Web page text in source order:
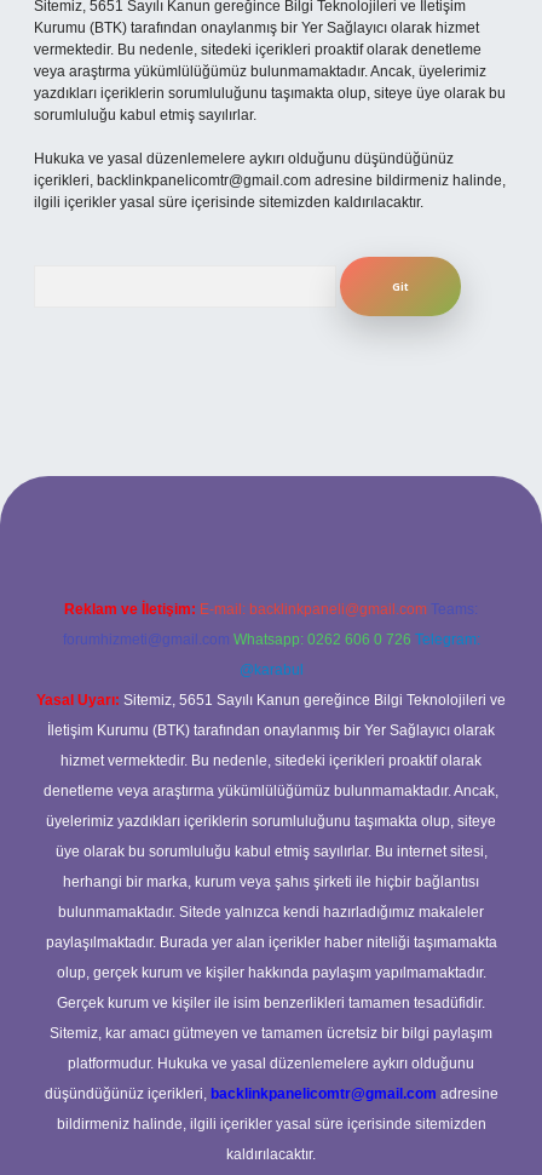
Sitemiz, 5651 Sayılı Kanun gereğince Bilgi Teknolojileri ve İletişim
Kurumu (BTK) tarafından onaylanmış bir Yer Sağlayıcı olarak hizmet
vermektedir. Bu nedenle, sitedeki içerikleri proaktif olarak denetleme
veya araştırma yükümlülüğümüz bulunmamaktadır. Ancak, üyelerimiz
yazdıkları içeriklerin sorumluluğunu taşımakta olup, siteye üye olarak bu
sorumluluğu kabul etmiş sayılırlar.
Hukuka ve yasal düzenlemelere aykırı olduğunu düşündüğünüz
içerikleri, backlinkpanelicomtr@gmail.com adresine bildirmeniz halinde,
ilgili içerikler yasal süre içerisinde sitemizden kaldırılacaktır.
Reklam ve İletişim: E-mail: backlinkpaneli@gmail.com Teams:
forumhizmeti@gmail.com Whatsapp: 0262 606 0 726 Telegram:
@karabul
Yasal Uyarı: Sitemiz, 5651 Sayılı Kanun gereğince Bilgi Teknolojileri ve
İletişim Kurumu (BTK) tarafından onaylanmış bir Yer Sağlayıcı olarak
hizmet vermektedir. Bu nedenle, sitedeki içerikleri proaktif olarak
denetleme veya araştırma yükümlülüğümüz bulunmamaktadır. Ancak,
üyelerimiz yazdıkları içeriklerin sorumluluğunu taşımakta olup, siteye
üye olarak bu sorumluluğu kabul etmiş sayılırlar. Bu internet sitesi,
herhangi bir marka, kurum veya şahıs şirketi ile hiçbir bağlantısı
bulunmamaktadır. Sitede yalnızca kendi hazırladığımız makaleler
paylaşılmaktadır. Burada yer alan içerikler haber niteliği taşımamakta
olup, gerçek kurum ve kişiler hakkında paylaşım yapılmamaktadır.
Gerçek kurum ve kişiler ile isim benzerlikleri tamamen tesadüfidir.
Sitemiz, kar amacı gütmeyen ve tamamen ücretsiz bir bilgi paylaşım
platformudur. Hukuka ve yasal düzenlemelere aykırı olduğunu
düşündüğünüz içerikleri, backlinkpanelicomtr@gmail.com adresine
bildirmeniz halinde, ilgili içerikler yasal süre içerisinde sitemizden
kaldırılacaktır.